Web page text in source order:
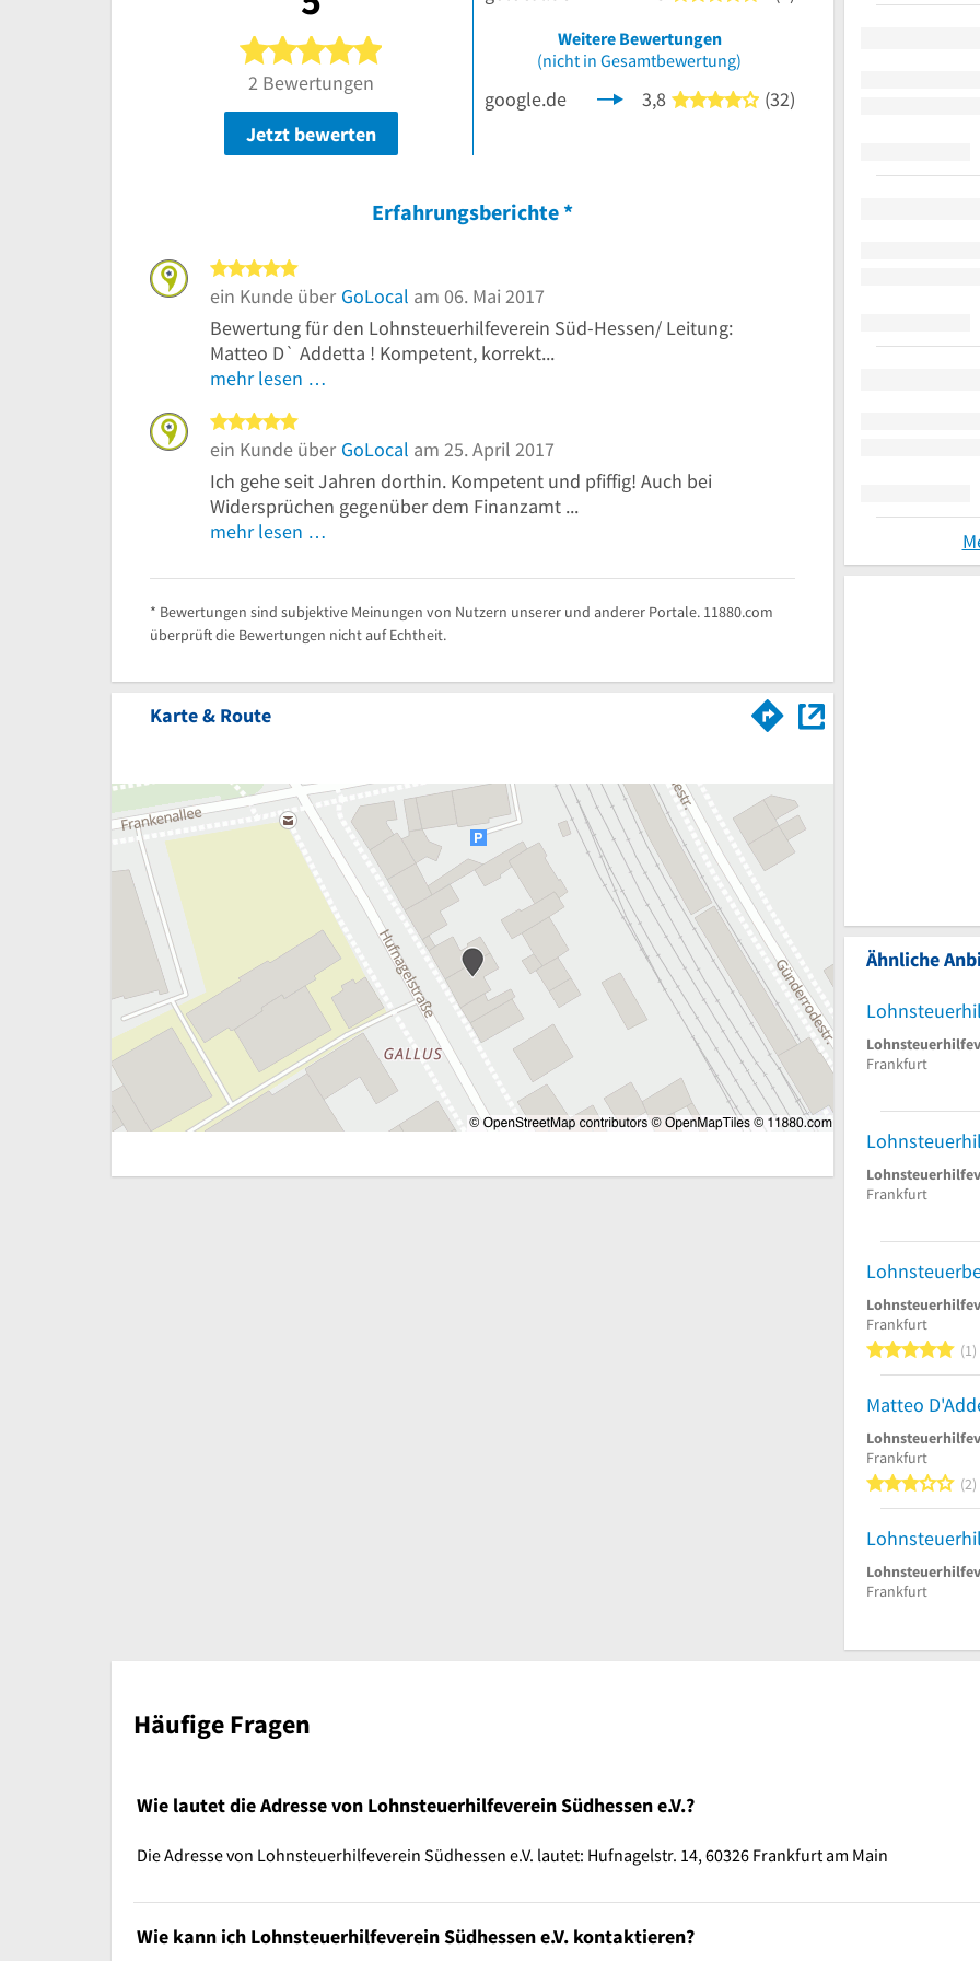
5 von 5 Sternen
2 Bewertungen
Jetzt bewerten
Weitere Bewertungen
(nicht in Gesamtbewertung)
google.de 3,8 4 von 5 Sternen
(32)
Erfahrungsberichte *
ein Kunde über GoLocal am 06. Mai 2017
Bewertung für den Lohnsteuerhilfeverein Süd-Hessen/ Leitung:
Matteo D` Addetta ! Kompetent, korrekt...
mehr lesen …
ein Kunde über GoLocal am 25. April 2017
Ich gehe seit Jahren dorthin. Kompetent und pfiffig! Auch bei
Widersprüchen gegenüber dem Finanzamt ...
mehr lesen …
* Bewertungen sind subjektive Meinungen von Nutzern unserer und anderer Portale. 11880.com
überprüft die Bewertungen nicht auf Echtheit.
Karte & Route
Ähnliche
Frankfurt
Frankfurt
Frankfurt
5
1
Frankfurt
3
2
Frankfurt
Häufige Fragen
Wie lautet die Adresse von Lohnsteuerhilfeverein Südhessen e.V.?
Die Adresse von Lohnsteuerhilfeverein Südhessen e.V. lautet: Hufnagelstr. 14, 60326 Frankfurt am Main
Wie kann ich Lohnsteuerhilfeverein Südhessen e.V. kontaktieren?